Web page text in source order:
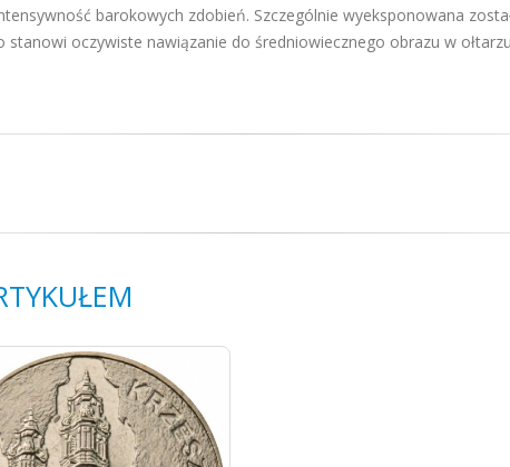
barokowych zdobień. Szczególnie wyeksponowana
oczywiste nawiązanie do średniowiecznego obrazu w